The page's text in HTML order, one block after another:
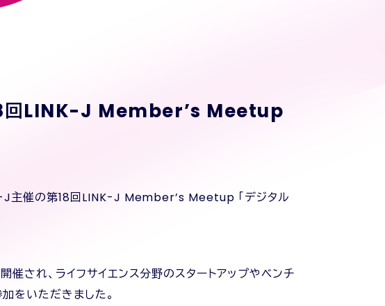
18回LINK-J Member’s Meetup
J主催の第18回LINK-J Member’s Meetup 「デジタル
され、ライフサイエンス分野のスタートアップやベンチ
をいただきました。